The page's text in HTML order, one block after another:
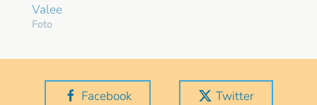
Valee
Foto
Facebook Twitter